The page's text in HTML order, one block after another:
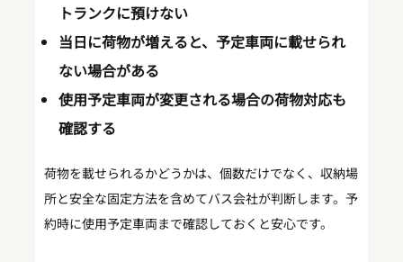
トランクに預けない
当日に荷物が増えると、予定車両に載せられ
ない場合がある
使用予定車両が変更される場合の荷物対応も
確認する
荷物を載せられるかどうかは、個数だけでなく、収納場
所と安全な固定方法を含めてバス会社が判断します。予
約時に使用予定車両まで確認しておくと安心です。